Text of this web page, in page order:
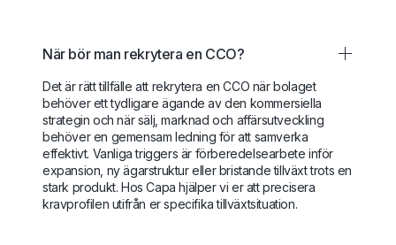
När bör man rekrytera en CCO?
Det är rätt tillfälle att rekrytera en CCO när bolaget
behöver ett tydligare ägande av den kommersiella
strategin och när sälj, marknad och affärsutveckling
behöver en gemensam ledning för att samverka
effektivt. Vanliga triggers är förberedelsearbete inför
expansion, ny ägarstruktur eller bristande tillväxt trots en
stark produkt. Hos Capa hjälper vi er att precisera
kravprofilen utifrån er specifika tillväxtsituation.